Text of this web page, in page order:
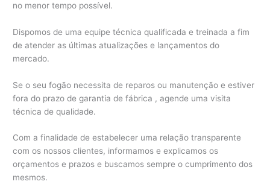
no menor tempo possível.
Dispomos de uma equipe técnica qualificada e treinada a fim
de atender as últimas atualizações e lançamentos do
mercado.
Se o seu fogão necessita de reparos ou manutenção e estiver
fora do prazo de garantia de fábrica , agende uma visita
técnica de qualidade.
Com a finalidade de estabelecer uma relação transparente
com os nossos clientes, informamos e explicamos os
orçamentos e prazos e buscamos sempre o cumprimento dos
mesmos.